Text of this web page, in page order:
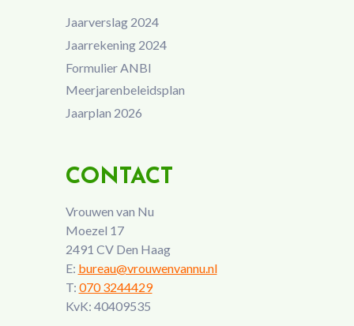
Jaarverslag 2024
Jaarrekening 2024
Formulier ANBI
Meerjarenbeleidsplan
Jaarplan 2026
CONTACT
Vrouwen van Nu
Moezel 17
2491 CV Den Haag
E: bureau@vrouwenvannu.nl
T: 070 3244429
KvK: 40409535